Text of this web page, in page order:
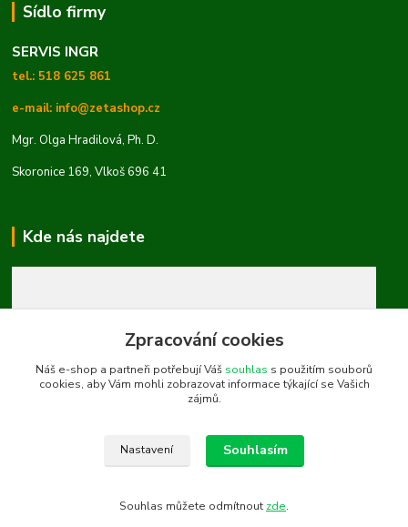
Sídlo firmy
SERVIS INGR
tel.: 518 625 861
e-mail: info@zetashop.cz
Mgr. Olga Hradilová, Ph. D.
Skoronice 169, Vlkoš 696 41
Kde nás najdete
Zpracování cookies
Náš e-shop a partneři potřebují Váš souhlas s použitím souborů
cookies, aby Vám mohli zobrazovat informace týkající se Vašich
zájmů.
Nastavení Souhlasím
Souhlas můžete odmítnout zde.